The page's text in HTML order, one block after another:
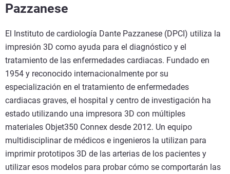
Pazzanese
El Instituto de cardiología Dante Pazzanese (DPCI) utiliza la
impresión 3D como ayuda para el diagnóstico y el
tratamiento de las enfermedades cardiacas. Fundado en
1954 y reconocido internacionalmente por su
especialización en el tratamiento de enfermedades
cardiacas graves, el hospital y centro de investigación ha
estado utilizando una impresora 3D con múltiples
materiales Objet350 Connex desde 2012. Un equipo
multidisciplinar de médicos e ingenieros la utilizan para
imprimir prototipos 3D de las arterias de los pacientes y
utilizar esos modelos para probar cómo se comportarán las